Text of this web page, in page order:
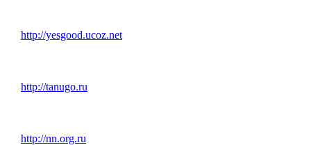
http://yesgood.ucoz.net
http://tanugo.ru
http://nn.org.ru